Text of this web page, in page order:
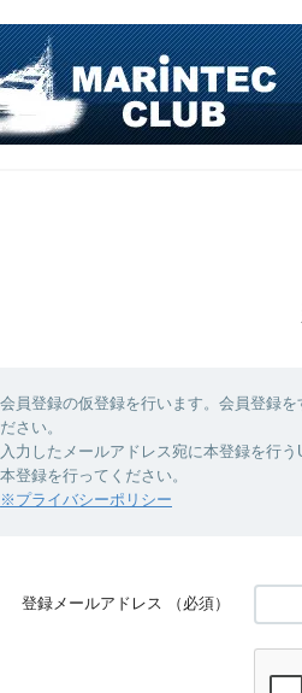
会員登録の仮登録を行います。会員登録
ださい。
入力したメールアドレス宛に本登録を行
本登録を行ってください。
※プライバシーポリシー
登録メールアドレス （必須）